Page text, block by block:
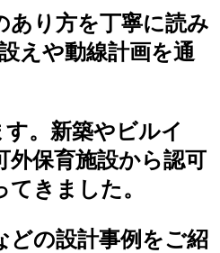
り方を丁寧に読み
えや動線計画を通
。新築やビルイ
外保育施設から認可
きました。
の設計事例をご紹